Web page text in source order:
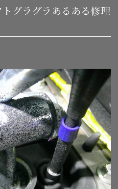
グラグラあるある修理